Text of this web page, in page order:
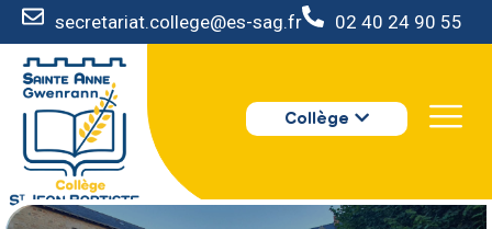
secretariat.college@es-sag.fr 02 40 24 90 55
Collège
LE COLLÈGE
S’INSCRIRE
VIE AU COLLÈGE
VOTRE ESPACE